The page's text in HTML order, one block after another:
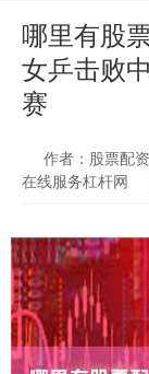
哪里有股
女乒击败
赛
作者：股票配
在线服务杠杆网